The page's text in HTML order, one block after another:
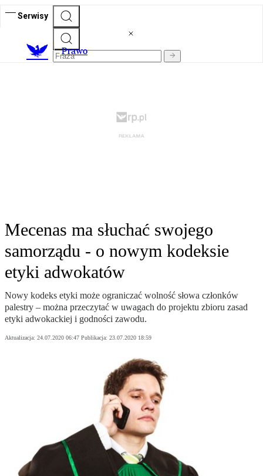
Serwisy
Prawo
Mecenas ma słuchać swojego
samorządu - o nowym kodeksie
etyki adwokatów
Nowy kodeks etyki może ograniczać wolność słowa członków
palestry – można przeczytać w uwagach do projektu zbioru zasad
etyki adwokackiej i godności zawodu.
Aktualizacja: 24.07.2020 06:47 Publikacja: 23.07.2020 18:59